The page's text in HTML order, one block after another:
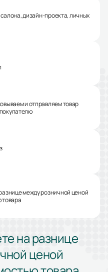
салона, дизайн-проекта, личных
и отправляем товар
между розничной ценой
товара
на разнице
ценой